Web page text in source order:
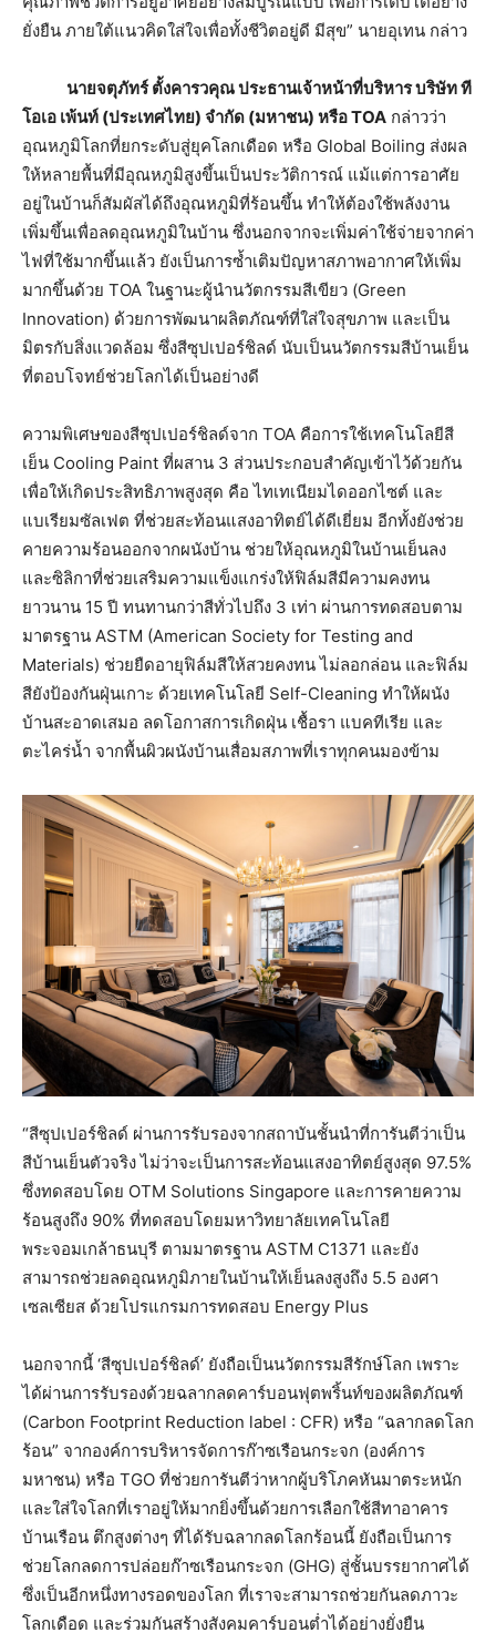
ยั่งยืน ภายใต้แนวคิดใส่ใจเพื่อทั้งชีวิตอยู่ดี มีสุข” นายอุเทน กล่าว
นายจตุภัทร์ ตั้งคารวคุณ ประธานเจ้าหน้าที่บริหาร บริษัท ที
โอเอ เพ้นท์ (ประเทศไทย) จำกัด (มหาชน) หรือTOA กล่าวว่า
อุณหภูมิโลกที่​ยกระดับสู่ยุคโลกเดือด หรือ Global Boiling ส่งผล
ให้หลายพื้นที่มีอุณหภูมิสูงขึ้นเป็นประวัติการณ์ แม้แต่การอาศัย
อยู่ในบ้านก็สัมผัสได้ถึงอุณหภูมิที่ร้อนขึ้น ทำให้ต้องใช้พลังงาน
เพิ่มขึ้นเพื่อลดอุณหภูมิในบ้าน ซึ่งนอกจากจะเพิ่มค่าใช้จ่ายจากค่า
ไฟที่ใช้มากขึ้นแล้ว ยังเป็นการซ้ำเติมปัญหาสภาพอากาศให้เพิ่ม
มากขึ้นด้วย TOA ในฐานะผู้นำนวัตกรรมสีเขียว (Green
Innovation) ด้วยการพัฒนาผลิตภัณฑ์ที่ใส่ใจสุขภาพ และเป็น
มิตรกับสิ่งแวดล้อม ซึ่งสีซุปเปอร์ชิลด์ นับเป็นนวัตกรรมสีบ้านเย็น
ที่ตอบโจทย์ช่วยโลกได้เป็นอย่างดี
ความพิเศษของสีซุปเปอร์ชิลด์จาก TOA คือการใช้เทคโนโลยีสี
เย็น Cooling Paint ที่ผสาน 3 ส่วนประกอบสำคัญเข้าไว้ด้วยกัน
เพื่อให้เกิดประสิทธิภาพสูงสุด คือ ไทเทเนียมไดออกไซต์ และ
แบเรียมซัลเฟต ที่ช่วยสะท้อนแสงอาทิตย์ได้ดีเยี่ยม อีกทั้งยังช่วย
คายความร้อนออกจากผนังบ้าน ช่วยให้อุณหภูมิในบ้านเย็นลง
และซิลิกาที่ช่วยเสริมความแข็งแกร่งให้ฟิล์มสีมีความคงทน
ยาวนาน 15 ปี ทนทานกว่าสีทั่วไปถึง 3 เท่า ผ่านการทดสอบตาม
มาตรฐาน ASTM (American Society for Testing and
Materials) ช่วยยืดอายุฟิล์มสีให้สวยคงทน ไม่ลอกล่อน และฟิล์ม
สียังป้องกันฝุ่นเกาะ ด้วยเทคโนโลยี Self-Cleaning ทำให้ผนัง
บ้านสะอาดเสมอ ลดโอกาสการเกิดฝุ่น เชื้อรา แบคทีเรีย และ
ตะไคร่น้ำ จากพื้นผิวผนังบ้านเสื่อมสภาพที่เราทุกคนมองข้าม
“สีซุปเปอร์ชิลด์ ผ่านการรับรองจากสถาบันชั้นนำที่การันตีว่าเป็น
สีบ้านเย็นตัวจริง ไม่ว่าจะเป็นการสะท้อนแสงอาทิตย์สูงสุด 97.5%
ซึ่งทดสอบโดย OTM Solutions Singapore และการคายความ
ร้อนสูงถึง 90% ที่ทดสอบโดยมหาวิทยาลัยเทคโนโลยี
พระจอมเกล้าธนบุรี ตามมาตรฐาน ASTM C1371 และยัง
สามารถช่วยลดอุณหภูมิภายในบ้านให้เย็นลงสูงถึง 5.5 องศา
เซลเซียส ด้วยโปรแกรมการทดสอบ Energy Plus
นอกจากนี้ ‘สีซุปเปอร์ชิลด์’ ยังถือเป็นนวัตกรรมสีรักษ์โลก เพราะ
ได้ผ่านการรับรองด้วยฉลากลดคาร์บอนฟุตพริ้นท์ของผลิตภัณฑ์
(Carbon Footprint Reduction label : CFR) หรือ “ฉลากลดโลก
ร้อน” จากองค์การบริหารจัดการก๊าซเรือนกระจก (องค์การ
มหาชน) หรือ TGO ที่ช่วยการันตีว่าหากผู้บริโภคหันมาตระหนัก
และใส่ใจโลกที่เราอยู่ให้มากยิ่งขึ้นด้วยการเลือกใช้สีทาอาคาร
บ้านเรือน ตึกสูงต่างๆ ที่ได้รับฉลากลดโลกร้อนนี้ ยังถือเป็นการ
ช่วยโลกลดการปล่อยก๊าซเรือนกระจก (GHG) สู่ชั้นบรรยากาศได้
ซึ่งเป็นอีกหนึ่งทางรอดของโลก ที่เราจะสามารถช่วยกันลดภาวะ
โลกเดือด และร่วมกันสร้างสังคมคาร์บอนต่ำได้อย่างยั่งยืน